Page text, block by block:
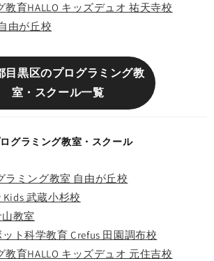
教育HALLO キッズデュオ 祐天寺校
由が丘校
目黒区のプログラミング教
室・スクール一覧
グラミング教室・スクール
ラミング教室 自由が丘校
Kids 武蔵小杉校
教室
ット科学教育 Crefus 田園調布校
教育HALLO キッズデュオ 元住吉校